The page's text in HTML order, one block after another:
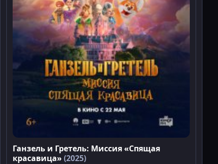
Ганзель и Гретель: Миссия «Спящая
красавица» (2025)